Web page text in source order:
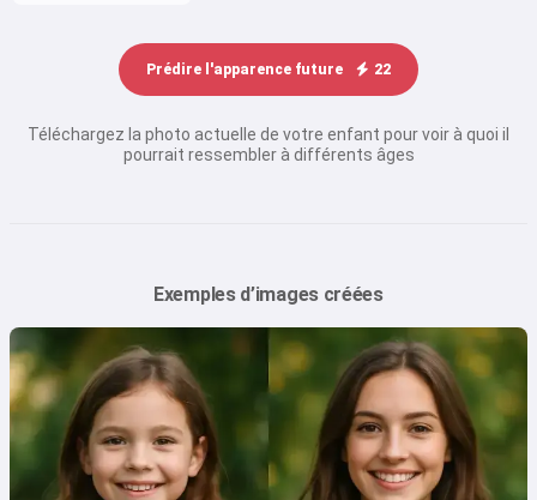
Prédire l'apparence future 22
Téléchargez la photo actuelle de votre enfant pour voir à quoi il
pourrait ressembler à différents âges
Exemples d’images créées